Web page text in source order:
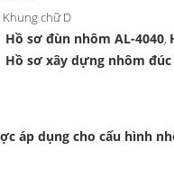
Khung chữ D
Hồ sơ đùn nhôm AL-4040,
Hồ sơ xây dựng nhôm đúc
áp dụng cho cấu hình